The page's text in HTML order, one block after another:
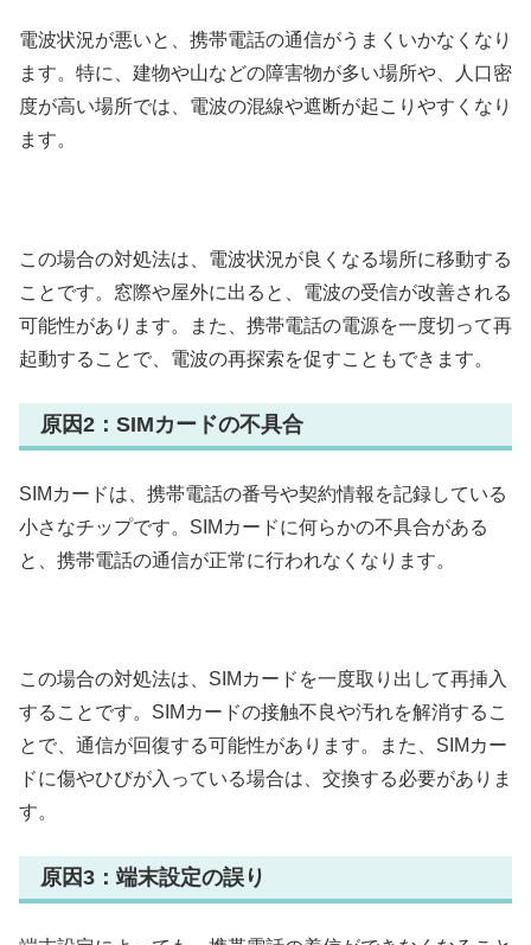
電波状況が悪いと、携帯電話の通信がうまくいかなくなり
ます。特に、建物や山などの障害物が多い場所や、人口密
度が高い場所では、電波の混線や遮断が起こりやすくなり
ます。
この場合の対処法は、電波状況が良くなる場所に移動する
ことです。窓際や屋外に出ると、電波の受信が改善される
可能性があります。また、携帯電話の電源を一度切って再
起動することで、電波の再探索を促すこともできます。
原因2：SIMカードの不具合
SIMカードは、携帯電話の番号や契約情報を記録している
小さなチップです。SIMカードに何らかの不具合がある
と、携帯電話の通信が正常に行われなくなります。
この場合の対処法は、SIMカードを一度取り出して再挿入
することです。SIMカードの接触不良や汚れを解消するこ
とで、通信が回復する可能性があります。また、SIMカー
ドに傷やひびが入っている場合は、交換する必要がありま
す。
原因3：端末設定の誤り